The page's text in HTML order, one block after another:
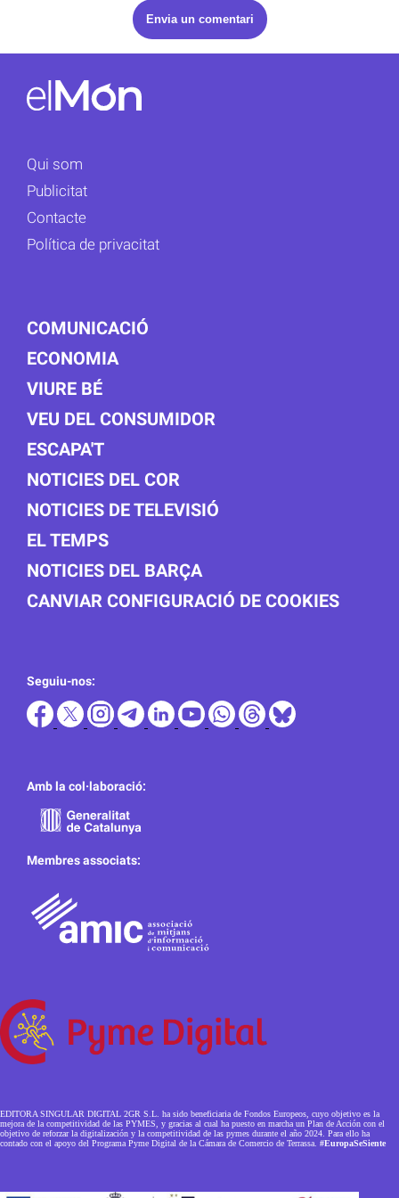
Qui som
Publicitat
Contacte
Política de privacitat
COMUNICACIÓ
ECONOMIA
VIURE BÉ
VEU DEL CONSUMIDOR
ESCAPA'T
NOTICIES DEL COR
NOTICIES DE TELEVISIÓ
EL TEMPS
NOTICIES DEL BARÇA
CANVIAR CONFIGURACIÓ DE COOKIES
Seguiu-nos:
Amb la col·laboració:
Membres associats:
EDITORA SINGULAR DIGITAL 2GR S.L. ha sido beneficiaria de Fondos Europeos, cuyo objetivo es la
mejora de la competitividad de las PYMES, y gracias al cual ha puesto en marcha un Plan de Acción con el
objetivo de reforzar la digitalización y la competitividad de las pymes durante el año 2024. Para ello ha
contado con el apoyo del Programa Pyme Digital de la Cámara de Comercio de Terrassa. #EuropaSeSiente